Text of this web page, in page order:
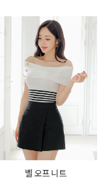
벨 오프 니트